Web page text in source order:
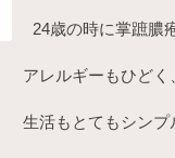
24歳の時に掌蹠膿
アレルギーもひど
生活もとてもシン